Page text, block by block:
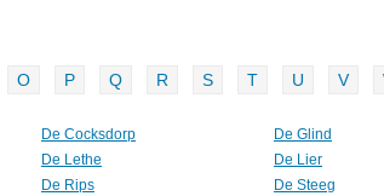
O P Q R S T U V
De Cocksdorp
De Glind
De Lethe
De Lier
De Rips
De Steeg